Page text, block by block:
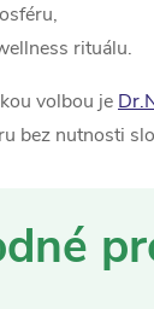
rituálu.
volbou je
bez nutnosti